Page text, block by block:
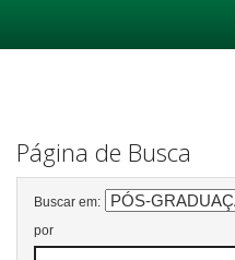
Página de Busca
Buscar em:
por